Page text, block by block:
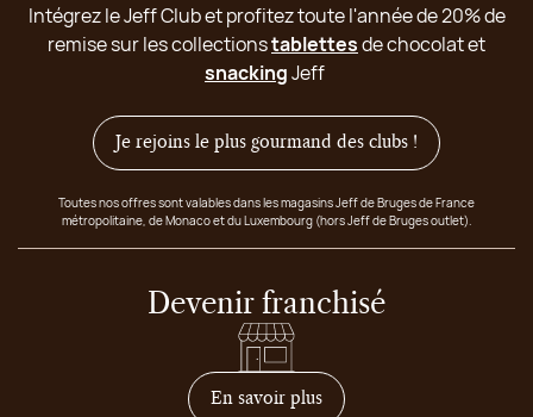
Intégrez le Jeff Club et profitez toute l'année de 20% de
remise sur les collectionstablettesde chocolat et
snackingJeff
Je rejoins le plus gourmand des clubs !
Toutes nos offres sont valables dans les magasins Jeff de Bruges de France
métropolitaine, de Monaco et du Luxembourg (hors Jeff de Bruges outlet).
Devenir franchisé
En savoir plussur comment devenir